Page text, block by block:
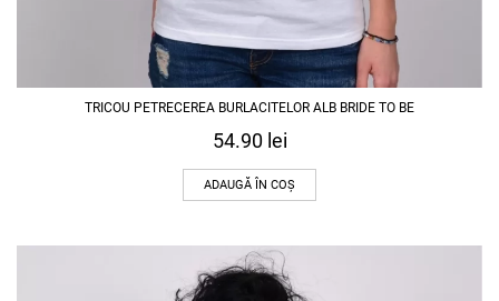
TRICOU PETRECEREA BURLACITELOR ALB BRIDE TO BE
54.90 lei
ADAUGĂ ÎN COȘ